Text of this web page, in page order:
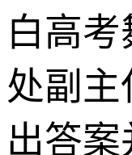
白高
处副
出答